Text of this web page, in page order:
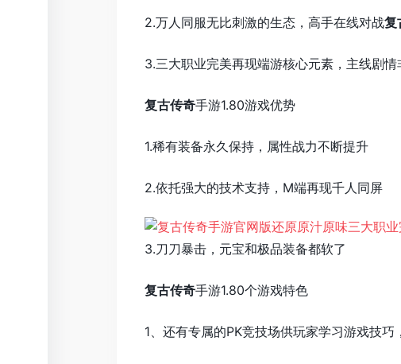
2.万人同服无比刺激的生态，高手在线对战复
3.三大职业完美再现端游核心元素，主线剧情
复古传奇手游1.80游戏优势
1.稀有装备永久保持，属性战力不断提升
2.依托强大的技术支持，M端再现千人同屏
3.刀刀暴击，元宝和极品装备都软了
复古传奇手游1.80个游戏特色
1、还有专属的PK竞技场供玩家学习游戏技巧